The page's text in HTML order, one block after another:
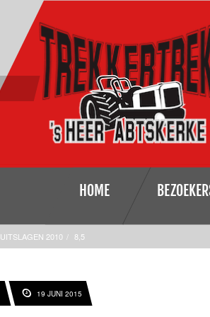
HOME
UITSLAGEN 2010 8,5
19 JUNI 2015